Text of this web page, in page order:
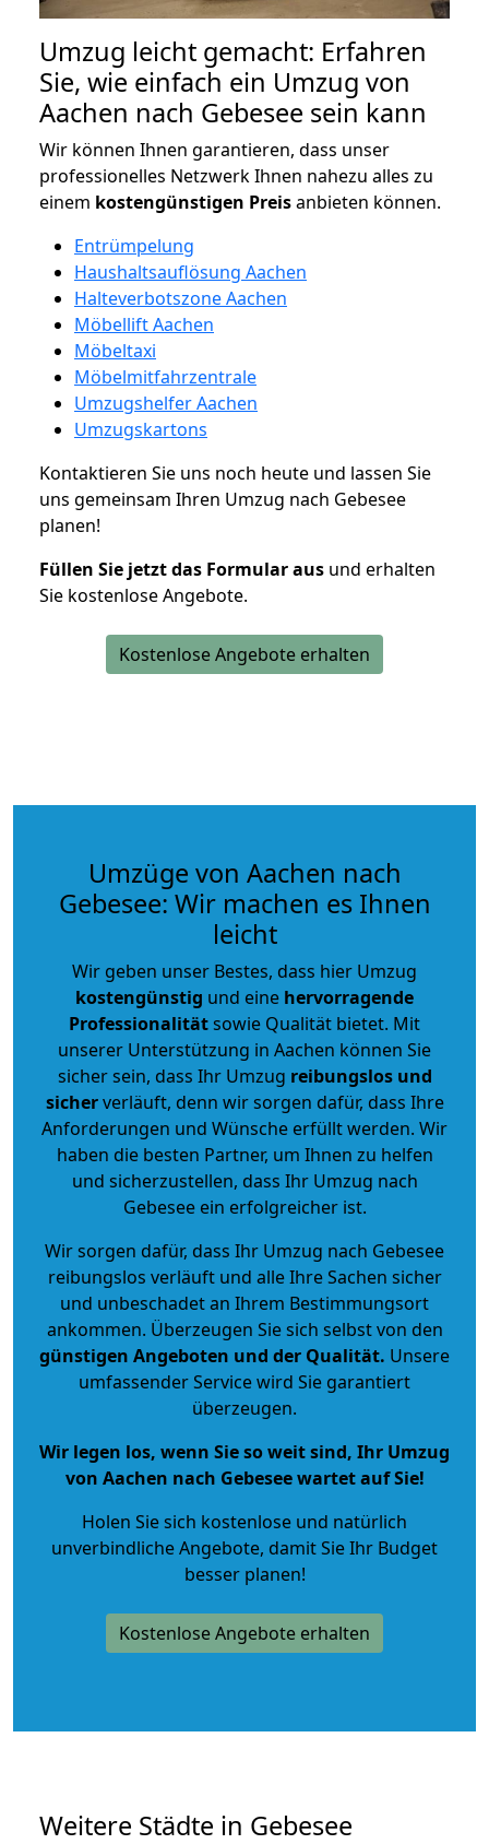
Umzug leicht gemacht: Erfahren
Sie, wie einfach ein Umzug von
Aachen nach Gebesee sein kann
Wir können Ihnen garantieren, dass unser
professionelles Netzwerk Ihnen nahezu alles zu
einem kostengünstigen Preisanbieten können.
Entrümpelung
Haushaltsauflösung Aachen
Halteverbotszone Aachen
Möbellift Aachen
Möbeltaxi
Möbelmitfahrzentrale
Umzugshelfer Aachen
Umzugskartons
Kontaktieren Sie uns noch heute und lassen Sie
uns gemeinsam Ihren Umzug nach Gebesee
planen!
Füllen Sie jetzt das Formular aus und erhalten
Sie kostenlose Angebote.
Kostenlose Angebote erhalten
Umzüge von Aachen nach
Gebesee: Wir machen es Ihnen
leicht
Wir geben unser Bestes, dass hier Umzug
kostengünstig und eine hervorragende
Professionalitätsowie Qualität bietet. Mit
unserer Unterstützung in Aachen können Sie
sicher sein, dass Ihr Umzug reibungslos und
sicherverläuft, denn wir sorgen dafür, dass Ihre
Anforderungen und Wünsche erfüllt werden. Wir
haben die besten Partner, um Ihnen zu helfen
und sicherzustellen, dass Ihr Umzug nach
Gebesee ein erfolgreicher ist.
Wir sorgen dafür, dass Ihr Umzug nach Gebesee
reibungslos verläuft und alle Ihre Sachen sicher
und unbeschadet an Ihrem Bestimmungsort
ankommen. Überzeugen Sie sich selbst von den
günstigen Angeboten und der Qualität. Unsere
umfassender Service wird Sie garantiert
überzeugen.
Wir legen los, wenn Sie so weit sind, Ihr Umzug
von Aachen nach Gebesee wartet auf Sie!
Holen Sie sich kostenlose und natürlich
unverbindliche Angebote, damit Sie Ihr Budget
besser planen!
Kostenlose Angebote erhalten
Weitere Städte in Gebesee